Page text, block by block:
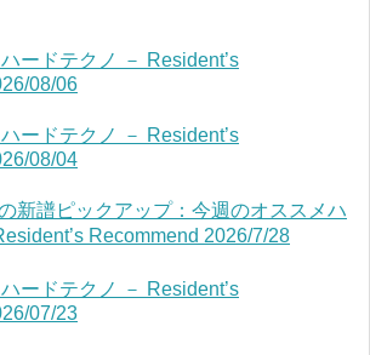
ードテクノ － Resident’s
08/06
ードテクノ － Resident’s
08/04
新譜ピックアップ：今週のオススメハ
Recommend 2026/7/28
ードテクノ － Resident’s
07/23